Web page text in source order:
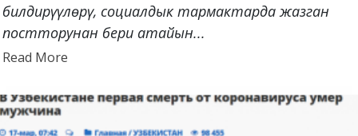
билдирүүлөрү, социалдык тармактарда жазган
постторунан бери атайын...
Read MoreRead
about